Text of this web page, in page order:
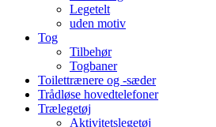
Legetelt
uden motiv
Tog
Tilbehør
Togbaner
Toilettrænere og -sæder
Trådløse hovedtelefoner
Trælegetøj
Aktivitetslegetøj